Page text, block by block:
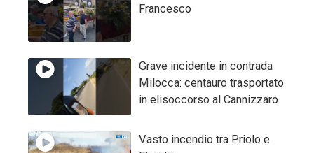
Francesco
Grave incidente in contrada
Milocca: centauro trasportato
in elisoccorso al Cannizzaro
Vasto incendio tra Priolo e